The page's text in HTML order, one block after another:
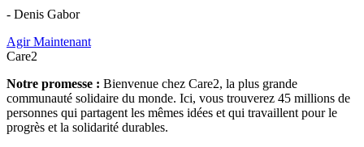
- Denis Gabor
Agir Maintenant
Care2
Notre promesse : Bienvenue chez Care2, la plus grande
communauté solidaire du monde. Ici, vous trouverez 45 millions de
personnes qui partagent les mêmes idées et qui travaillent pour le
progrès et la solidarité durables.